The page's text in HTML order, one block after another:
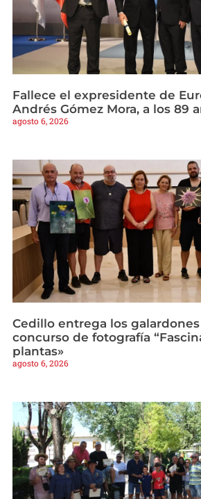
Fallece el expresidente de
Andrés Gómez Mora, a los 89
agosto 6, 2026
Cedillo entrega los
concurso de fotografía
plantas»
agosto 6, 2026